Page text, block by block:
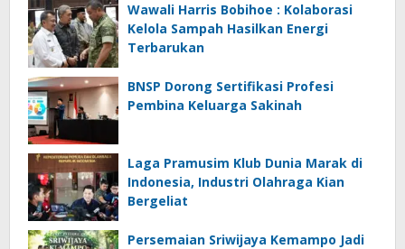
Wawali Harris Bobihoe : Kolaborasi
Kelola Sampah Hasilkan Energi
Terbarukan
BNSP Dorong Sertifikasi Profesi
Pembina Keluarga Sakinah
Laga Pramusim Klub Dunia Marak di
Indonesia, Industri Olahraga Kian
Bergeliat
Persemaian Sriwijaya Kemampo Jadi